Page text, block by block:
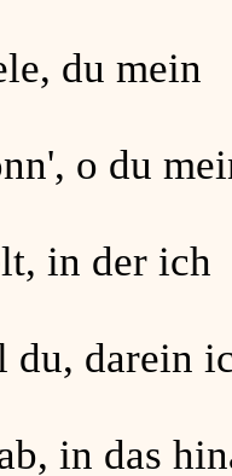
du mein
o du
in der ich
du, darein
in das